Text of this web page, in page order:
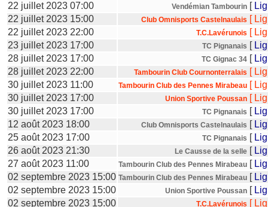
22 juillet 2023 07:00
Vendémian Tambourin [
22 juillet 2023 15:00
Club Omnisports Castelnaulais [
22 juillet 2023 22:00
T.C.Lavérunois [
23 juillet 2023 17:00
TC Pignanais [
28 juillet 2023 17:00
TC Gignac 34 [
28 juillet 2023 22:00
Tambourin Club Cournonterralais [
30 juillet 2023 11:00
Tambourin Club des Pennes Mirabeau [
30 juillet 2023 17:00
Union Sportive Poussan [
30 juillet 2023 17:00
TC Pignanais [
12 août 2023 18:00
Club Omnisports Castelnaulais [
25 août 2023 17:00
TC Pignanais [
26 août 2023 21:30
Le Causse de la selle [
27 août 2023 11:00
Tambourin Club des Pennes Mirabeau [
02 septembre 2023 15:00 Tambourin Club des Pennes Mirabeau [
02 septembre 2023 15:00
Union Sportive Poussan [
02 septembre 2023 15:00
T.C.Lavérunois [